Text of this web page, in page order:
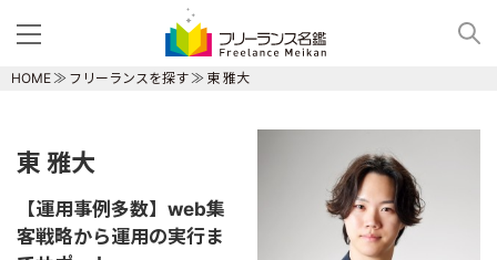
HOME フリーランスを探す 東 雅大
東 雅大
【運用事例多数】web集
客戦略から運用の実行ま